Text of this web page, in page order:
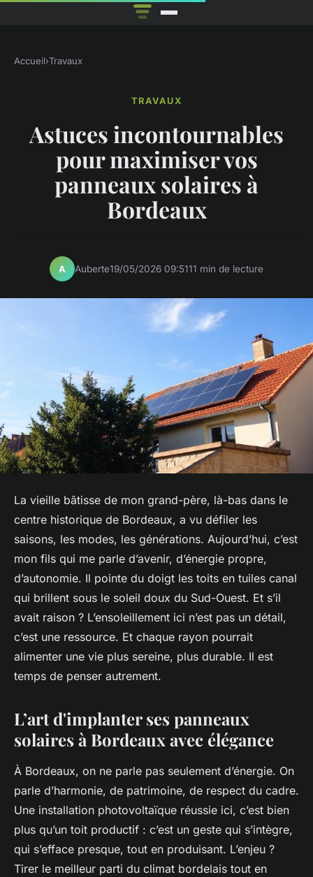
Accueil›Travaux
TRAVAUX
Astuces incontournables
pour maximiser vos
panneaux solaires à
Bordeaux
A Auberte19/05/2026 09:5111 min de lecture
La vieille bâtisse de mon grand-père, là-bas dans le
centre historique de Bordeaux, a vu défiler les
saisons, les modes, les générations. Aujourd’hui, c’est
mon fils qui me parle d’avenir, d’énergie propre,
d’autonomie. Il pointe du doigt les toits en tuiles canal
qui brillent sous le soleil doux du Sud-Ouest. Et s’il
avait raison ? L’ensoleillement ici n’est pas un détail,
c’est une ressource. Et chaque rayon pourrait
alimenter une vie plus sereine, plus durable. Il est
temps de penser autrement.
L’art d'implanter ses panneaux
solaires à Bordeaux avec élégance
À Bordeaux, on ne parle pas seulement d’énergie. On
parle d’harmonie, de patrimoine, de respect du cadre.
Une installation photovoltaïque réussie ici, c’est bien
plus qu’un toit productif : c’est un geste qui s’intègre,
qui s’efface presque, tout en produisant. L’enjeu ?
Tirer le meilleur parti du climat bordelais tout en